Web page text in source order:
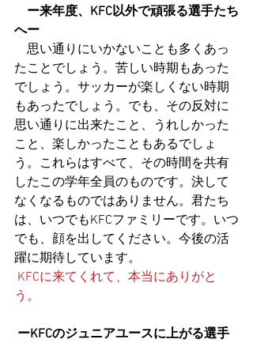
ー来年度、KFC以外で頑張る選手たち
へー
思い通りにいかないことも多くあっ
たことでしょう。苦しい時期もあった
でしょう。サッカーが楽しくない時期
もあったでしょう。でも、その反対に
思い通りに出来たこと、うれしかった
こと、楽しかったこともあるでしょ
う。これらはすべて、その時間を共有
したこの学年全員のものです。決して
なくなるものではありません。君たち
は、いつでもKFCファミリーです。いつ
でも、顔を出してください。今後の活
躍に期待しています。
KFCに来てくれて、本当にありがと
う。
ーKFCのジュニアユースに上がる選手